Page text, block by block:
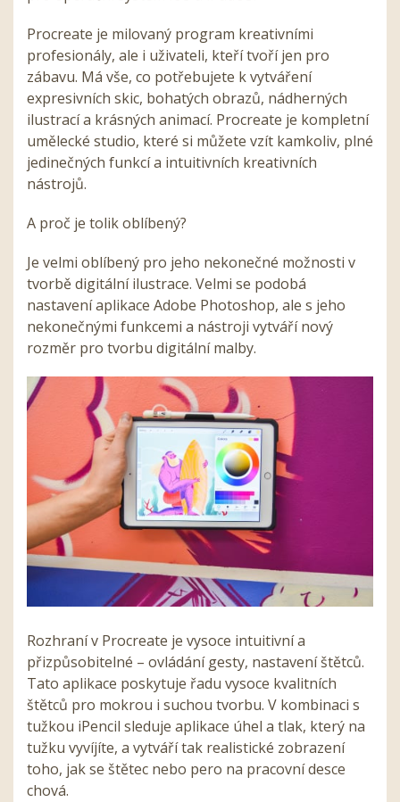
Procreate je milovaný program kreativními
profesionály, ale i uživateli, kteří tvoří jen pro
zábavu. Má vše, co potřebujete k vytváření
expresivních skic, bohatých obrazů, nádherných
ilustrací a krásných animací. Procreate je kompletní
umělecké studio, které si můžete vzít kamkoliv, plné
jedinečných funkcí a intuitivních kreativních
nástrojů.
A proč je tolik oblíbený?
Je velmi oblíbený pro jeho nekonečné možnosti v
tvorbě digitální ilustrace. Velmi se podobá
nastavení aplikace Adobe Photoshop, ale s jeho
nekonečnými funkcemi a nástroji vytváří nový
rozměr pro tvorbu digitální malby.
Rozhraní v Procreate je vysoce intuitivní a
přizpůsobitelné – ovládání gesty, nastavení štětců.
Tato aplikace poskytuje řadu vysoce kvalitních
štětců pro mokrou i suchou tvorbu. V kombinaci s
tužkou iPencil sleduje aplikace úhel a tlak, který na
tužku vyvíjíte, a vytváří tak realistické zobrazení
toho, jak se štětec nebo pero na pracovní desce
chová.